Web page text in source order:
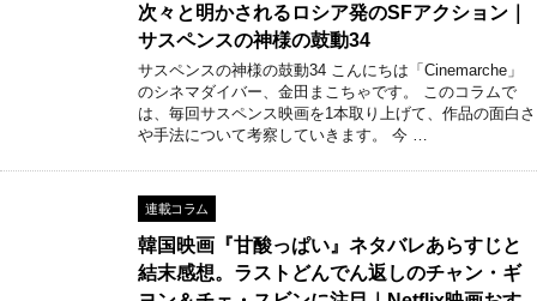
次々と明かされるロシア発のSFアクション｜
サスペンスの神様の鼓動34
サスペンスの神様の鼓動34 こんにちは「Cinemarche」
のシネマダイバー、金田まこちゃです。 このコラムで
は、毎回サスペンス映画を1本取り上げて、作品の面白さ
や手法について考察していきます。 今 …
連載コラム
韓国映画『甘酸っぱい』ネタバレあらすじと
結末感想。ラストどんでん返しのチャン・ギ